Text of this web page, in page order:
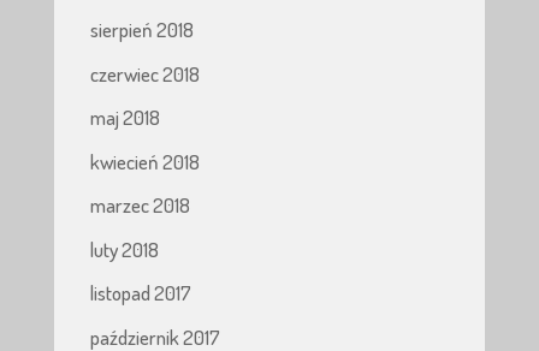
sierpień 2018
czerwiec 2018
maj 2018
kwiecień 2018
marzec 2018
luty 2018
listopad 2017
październik 2017